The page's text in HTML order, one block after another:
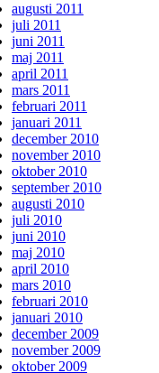
augusti 2011
juli 2011
juni 2011
maj 2011
april 2011
mars 2011
februari 2011
januari 2011
december 2010
november 2010
oktober 2010
september 2010
augusti 2010
juli 2010
juni 2010
maj 2010
april 2010
mars 2010
februari 2010
januari 2010
december 2009
november 2009
oktober 2009